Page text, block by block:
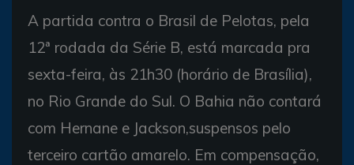
A partida contra o Brasil de Pelotas, pela
12ª rodada da Série B, está marcada pra
sexta-feira, às 21h30 (horário de Brasília),
no Rio Grande do Sul. O Bahia não contará
com Hernane e Jackson,suspensos pelo
terceiro cartão amarelo. Em compensação,